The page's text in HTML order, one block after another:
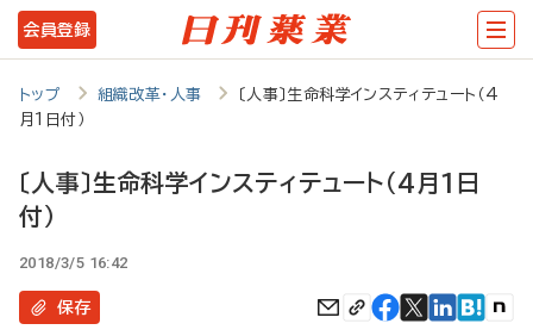
メ
イ
テ
ツ
に
会員登録
トップ 組織改革・人事
〔人事〕生命科学インスティテュート（4
月1日付）
〔人事〕生命科学インスティテュート（4月1日
付）
2018/3/5 16:42
保存